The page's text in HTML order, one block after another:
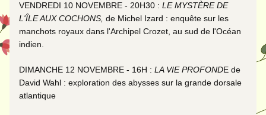
VENDREDI 10 NOVEMBRE - 20H30 : LE MYSTÈRE DE
L'ÎLE AUX COCHONS, de Michel Izard : enquête sur les
manchots royaux dans l'Archipel Crozet, au sud de l'Océan
indien.
DIMANCHE 12 NOVEMBRE - 16H : LA VIE PROFONDE de
David Wahl : exploration des abysses sur la grande dorsale
atlantique